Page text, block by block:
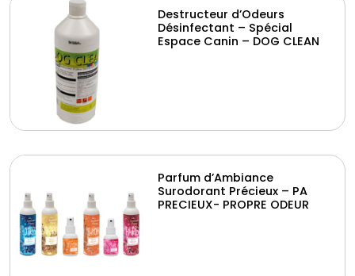
Destructeur d’Odeurs
Désinfectant – Spécial
Espace Canin – DOG CLEAN
Parfum d’Ambiance
Surodorant Précieux – PA
PRECIEUX- PROPRE ODEUR